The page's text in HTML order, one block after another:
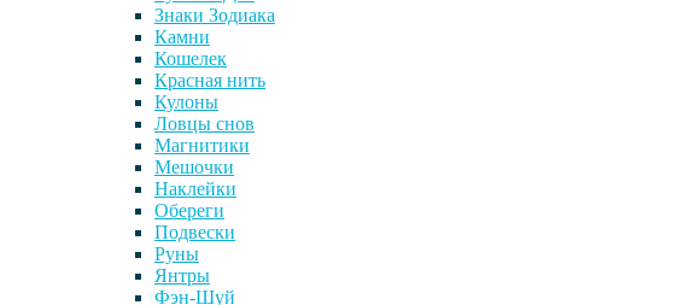
Знаки Зодиака
Камни
Кошелек
Красная нить
Кулоны
Ловцы снов
Магнитики
Мешочки
Наклейки
Обереги
Подвески
Руны
Янтры
Фэн-Шуй